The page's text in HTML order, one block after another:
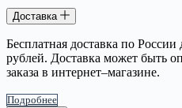
Доставка
Бесплатная доставка по России
рублей. Доставка может быть
заказа в интернет–магазине.
Подробнее